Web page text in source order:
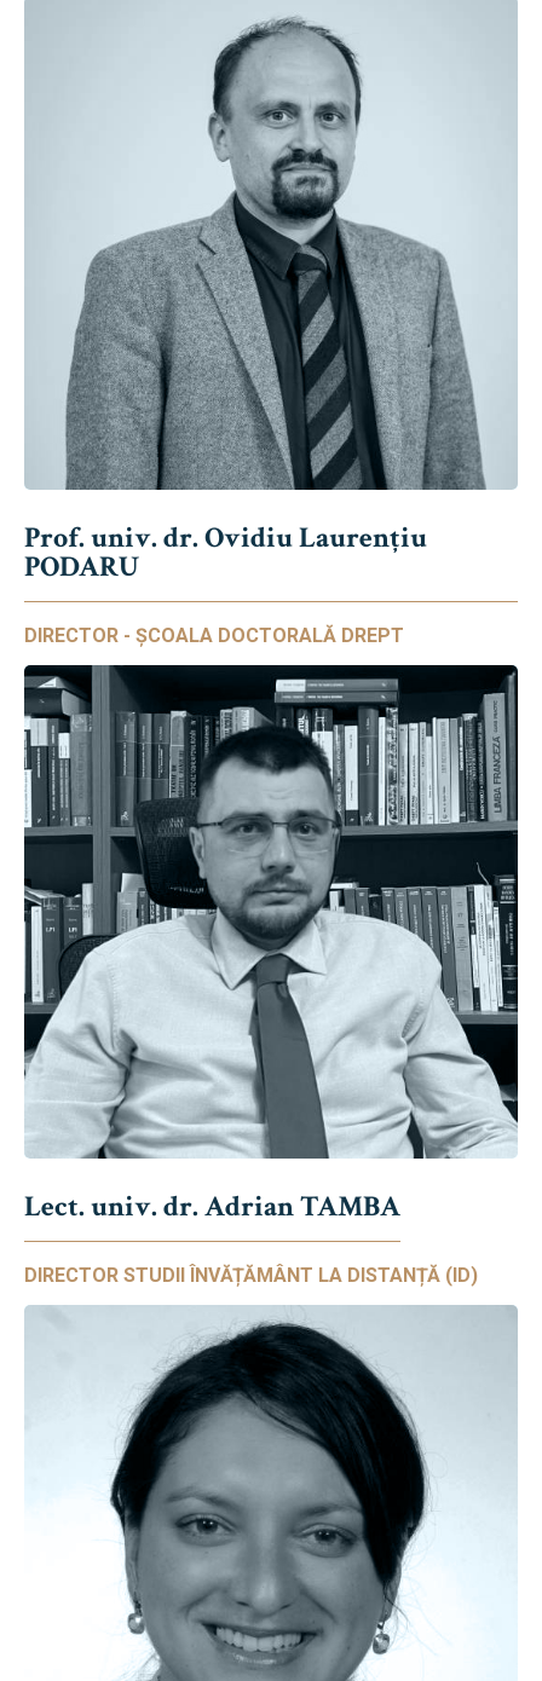
Prof. univ. dr. Ovidiu Laurențiu
PODARU
DIRECTOR - ȘCOALA DOCTORALĂ DREPT
Lect. univ. dr. Adrian TAMBA
DIRECTOR STUDII ÎNVĂȚĂMÂNT LA DISTANȚĂ (ID)